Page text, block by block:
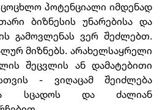
პოტენციალი იმდენად
ბიზნესის უნარებისა და
გამოვლენას ვერ შეძლებთ.
მიზნებს. არახელსაყრელი
შეცვლის ან დამატებითი
- ვიღაცამ შეიძლება
სცადოს და ძალიან